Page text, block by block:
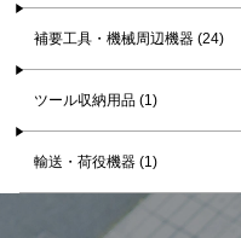
補要工具・機械周辺機器 (24)
ツール収納用品 (1)
輸送・荷役機器 (1)